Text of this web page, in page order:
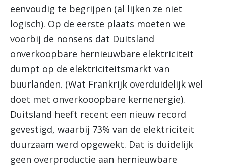
eenvoudig te begrijpen (al lijken ze niet
logisch). Op de eerste plaats moeten we
voorbij de nonsens dat Duitsland
onverkoopbare hernieuwbare elektriciteit
dumpt op de elektriciteitsmarkt van
buurlanden. (Wat Frankrijk overduidelijk wel
doet met onverkooopbare kernenergie).
Duitsland heeft recent een nieuw record
gevestigd, waarbij 73% van de elektriciteit
duurzaam werd opgewekt. Dat is duidelijk
geen overproductie aan hernieuwbare